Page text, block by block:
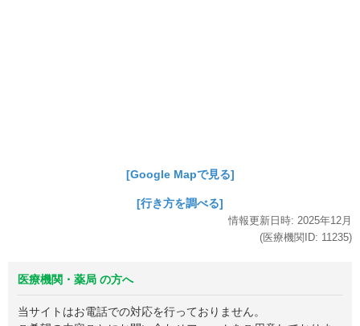
[Google Mapで見る]
[行き方を調べる]
情報更新日時: 2025年12月
(医療機関ID: 11235)
医療機関・薬局 の方へ
当サイトはお電話での対応を行っておりません。